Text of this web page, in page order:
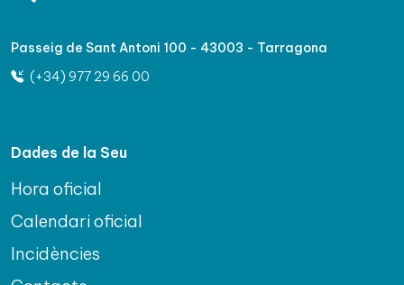
Passeig de Sant Antoni 100 - 43003 - Tarragona
(+34) 977 29 66 00
Dades de la Seu
Hora oficial
Calendari oficial
Incidències